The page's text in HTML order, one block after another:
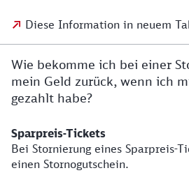
Diese Information in neuem
Wie bekomme ich bei einer
mein Geld zurück, wenn ich
gezahlt habe?
Sparpreis-Tickets
Bei Stornierung eines Sparpreis-
einen Stornogutschein.